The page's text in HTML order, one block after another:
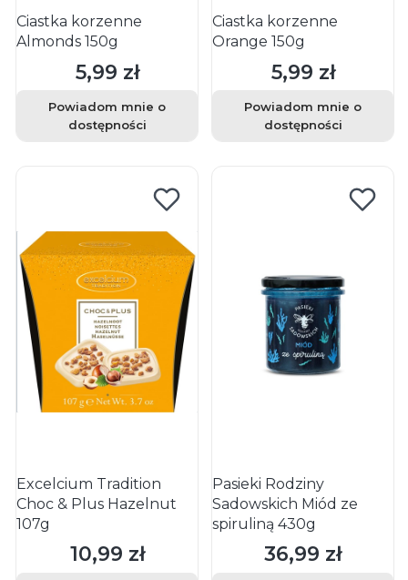
Ciastka korzenne
Almonds 150g
Cena
5,99 zł
Powiadom mnie o
dostępności
Ciastka korzenne
Orange 150g
Cena
5,99 zł
Powiadom mnie o
dostępności
Excelcium Tradition
Choc & Plus Hazelnut
107g
Cena
10,99 zł
Pasieki Rodziny
Sadowskich Miód ze
spiruliną 430g
Cena
36,99 zł